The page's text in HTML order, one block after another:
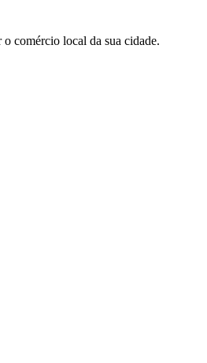
o comércio local da sua cidade.